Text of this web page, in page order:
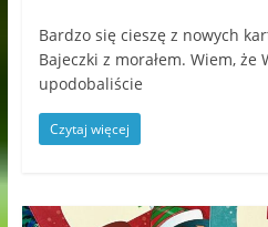
Bardzo się cieszę z nowych
Bajeczki z morałem. Wiem, że
upodobaliście
Czytaj więcej